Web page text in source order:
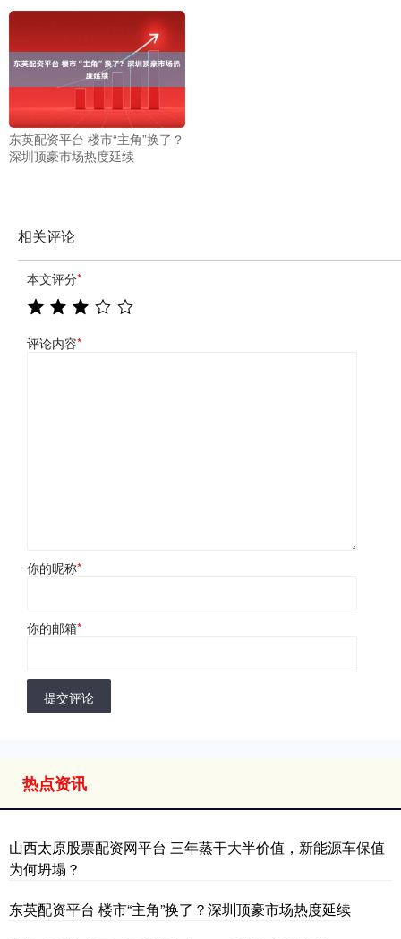
东英配资平台 楼市“主角”换了？
深圳顶豪市场热度延续
相关评论
本文评分*
评论内容*
你的昵称*
你的邮箱*
提交评论
热点资讯
山西太原股票配资网平台 三年蒸干大半价值，新能源车保值
为何坍塌？
东英配资平台 楼市“主角”换了？深圳顶豪市场热度延续